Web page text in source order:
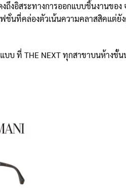
งอิสระทางการออกแบบชิ้นงานขอ
นที่คล่องตัวเน้นความคลาสสิคแต่
บบ ที่ THE NEXT ทุกสาขาบนห้างชั้น